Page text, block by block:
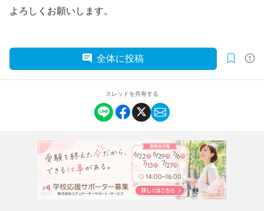
よろしくお願いします。
全体に投稿
スレッドを共有する